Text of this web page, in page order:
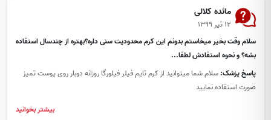
مائده کلالی
۱۲ تیر ۱۳۹۹
سلام وقت بخیر میخاستم بدونم این کرم محدودیت سنی داره؟بهتره از چندسال استفاده
بشه؟ و نحوه استفادش لطفا...
پاسخ پزشک: سلام شما میتوانید از کرم تایم فیلر فیلورگا روزانه دوبار روی پوست تمیز
صورت استفاده نمایید
بیشتر بخوانید